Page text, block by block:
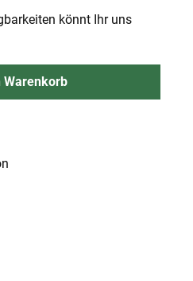
könnt Ihr uns
benutze die Schaltflächen um die
Warenkorb